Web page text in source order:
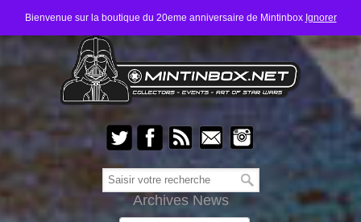
Bienvenue sur la boutique du 20eme anniversaire de Mintinbox Ignorer
Archives News